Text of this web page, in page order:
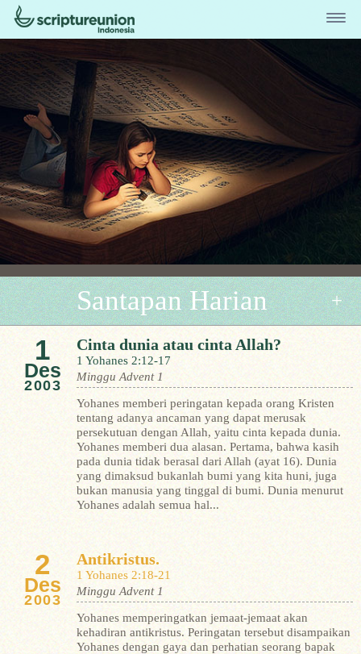
Santapan Harian
1
Des
2003
Cinta dunia atau cinta Allah?
1 Yohanes 2:12-17
Minggu Advent 1
Yohanes memberi peringatan kepada orang Kristen
tentang adanya ancaman yang dapat merusak
persekutuan dengan Allah, yaitu cinta kepada dunia.
Yohanes memberi dua alasan. Pertama, bahwa kasih
pada dunia tidak berasal dari Allah (ayat 16). Dunia
yang dimaksud bukanlah bumi yang kita huni, juga
bukan manusia yang tinggal di bumi. Dunia menurut
Yohanes adalah semua hal...
2
Des
2003
Antikristus.
1 Yohanes 2:18-21
Minggu Advent 1
Yohanes memperingatkan jemaat-jemaat akan
kehadiran antikristus. Peringatan tersebut disampaikan
Yohanes dengan gaya dan perhatian seorang bapak